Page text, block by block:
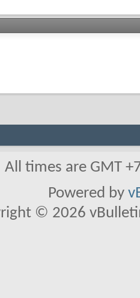
All times are GMT
Powered by
© 2026